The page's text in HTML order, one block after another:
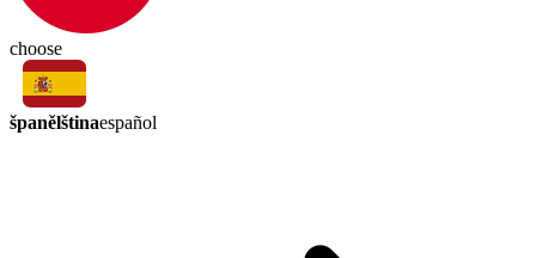
choose
španělštinaespañol